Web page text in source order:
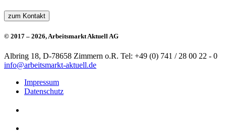
zum Kontakt
© 2017 – 2026, Arbeitsmarkt Aktuell AG
Albring 18, D-78658 Zimmern o.R. Tel: +49 (0) 741 / 28 00 22 - 0
info@arbeitsmarkt-aktuell.de
Impressum
Datenschutz